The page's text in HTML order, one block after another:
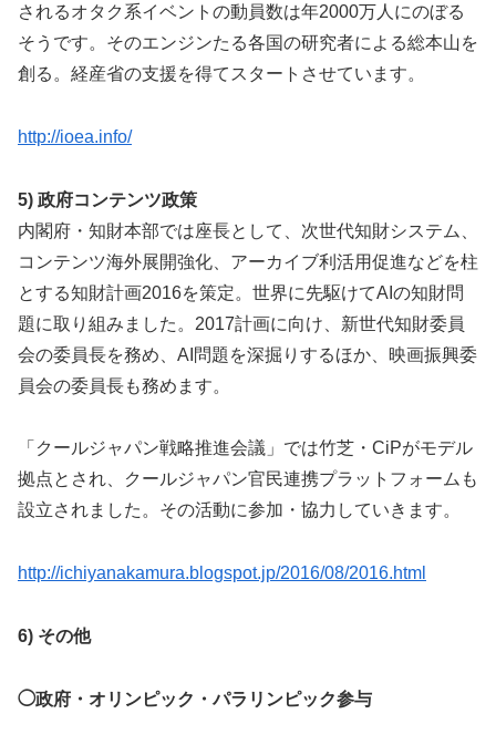
されるオタク系イベントの動員数は年2000万人にのぼる
そうです。そのエンジンたる各国の研究者による総本山を
創る。経産省の支援を得てスタートさせています。
http://ioea.info/
5) 政府コンテンツ政策
内閣府・知財本部では座長として、次世代知財システム、
コンテンツ海外展開強化、アーカイブ利活用促進などを柱
とする知財計画2016を策定。世界に先駆けてAIの知財問
題に取り組みました。2017計画に向け、新世代知財委員
会の委員長を務め、AI問題を深掘りするほか、映画振興委
員会の委員長も務めます。
「クールジャパン戦略推進会議」では竹芝・CiPがモデル
拠点とされ、クールジャパン官民連携プラットフォームも
設立されました。その活動に参加・協力していきます。
http://ichiyanakamura.blogspot.jp/2016/08/2016.html
6) その他
◯政府・オリンピック・パラリンピック参与